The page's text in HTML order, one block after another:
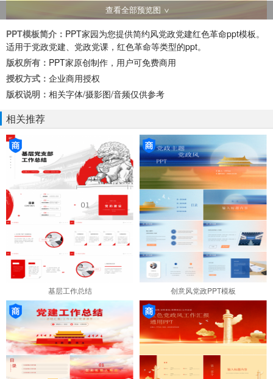
查看全部预览图
PPT模板简介： PPT家园为您提供简约风党政党建红色革命ppt模板。
适用于党政党建、党政党课，红色革命等类型的ppt。
版权所有： PPT家原创制作，用户可免费商用
授权方式： 企业商用授权
版权说明： 相关字体/摄影图/音频仅供参考
相关推荐
基层工作总结 创意风党政PPT模板